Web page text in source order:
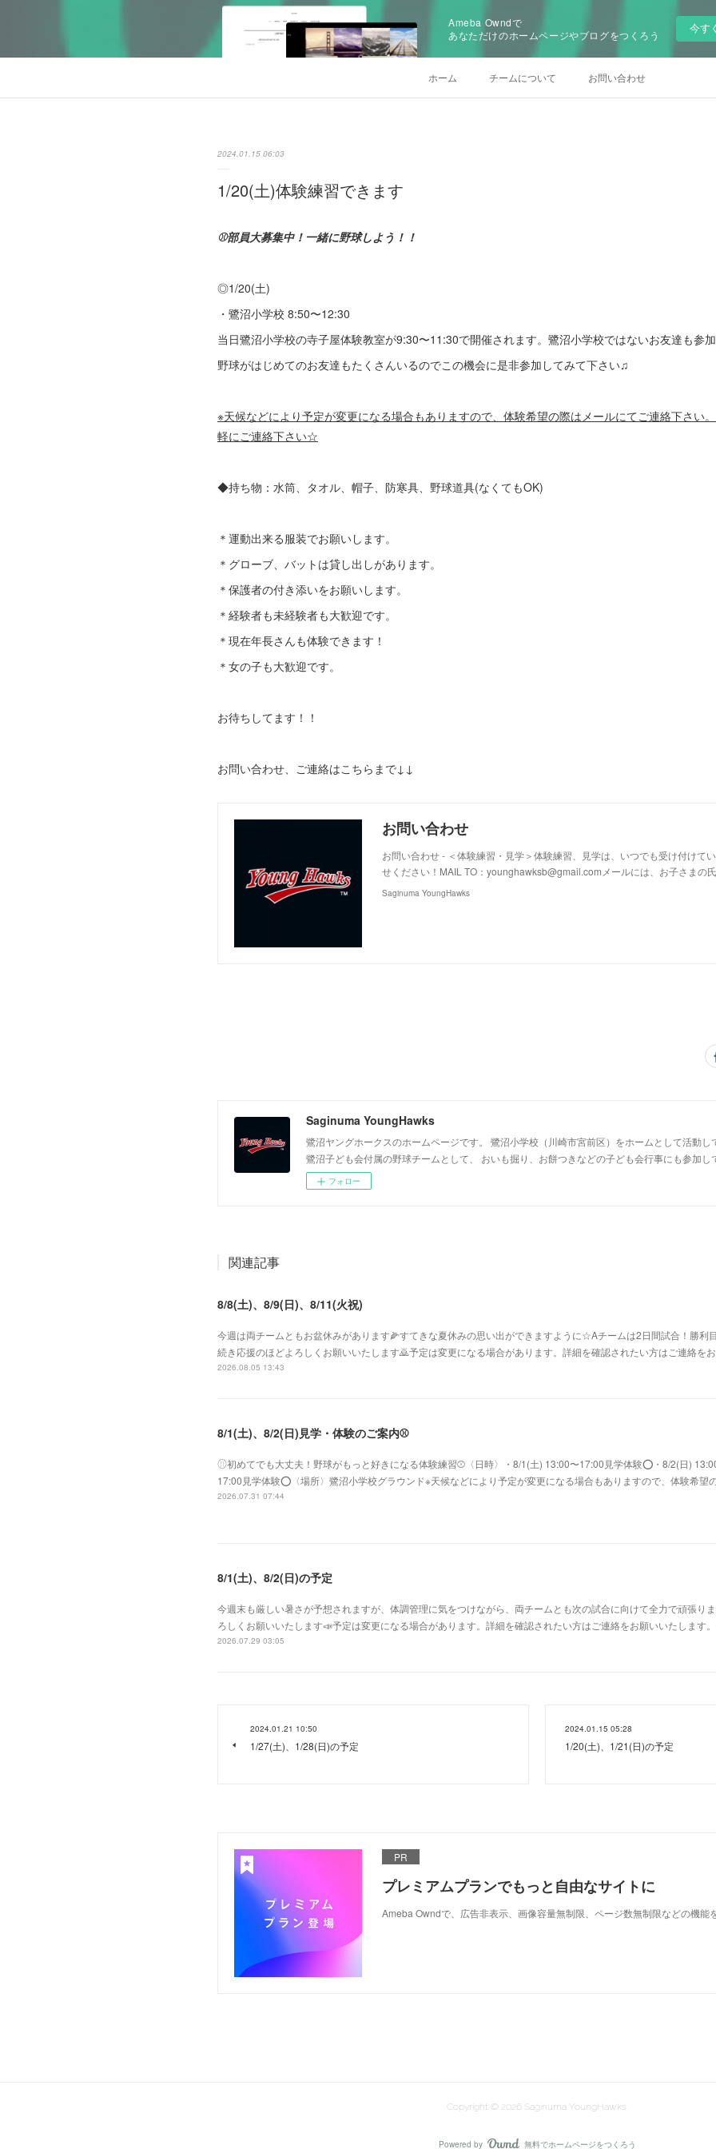
Ameba Owndで
あなただけのホームページやブログをつくろう
今す
ホーム チームについて お問い合わせ
2024.01.15 06:03
1/20(土)体験練習できます
⚾部員大募集中！一緒に野球しよう！！
◎1/20(土)
・鷺沼小学校 8:50〜12:30
当日鷺沼小学校の寺子屋体験教室が9:30〜11:30で開催されます。鷺沼小学校ではないお友達も参
野球がはじめてのお友達もたくさんいるのでこの機会に是非参加してみて下さい♫
※天候などにより予定が変更になる場合もありますので、体験希望の際はメールにてご連絡下さい
軽にご連絡下さい☆
◆持ち物：水筒、タオル、帽子、防寒具、野球道具(なくてもOK)
＊運動出来る服装でお願いします。
＊グローブ、バットは貸し出しがあります。
＊保護者の付き添いをお願いします。
＊経験者も未経験者も大歓迎です。
＊現在年長さんも体験できます！
＊女の子も大歓迎です。
お待ちしてます！！
お問い合わせ、ご連絡はこちらまで↓↓
お問い合わせ
お問い合わせ - ＜体験練習・見学＞体験練習、見学は、いつでも受け付けて
せください！MAIL TO：younghawksb@gmail.comメールには、お子さまの
Saginuma YoungHawks
Saginuma YoungHawks
鷺沼ヤングホークスのホームページです。 鷺沼小学校（川崎市宮前区）をホームとして活動し
鷺沼子ども会付属の野球チームとして、 おいも掘り、お餅つきなどの子ども会行事にも参加し
フォロー
関連記事
8/8(土)、8/9(日)、8/11(火祝)
今週は両チームともお盆休みがあります🌽すてきな夏休みの思い出ができますように☆Aチームは2日間試合！勝利
続き応援のほどよろしくお願いいたします🙇予定は変更になる場合があります。詳細を確認されたい方はご連絡を
2026.08.05 13:43
8/1(土)、8/2(日)見学・体験のご案内⚾️
⚾︎初めてでも大丈夫！野球がもっと好きになる体験練習⚾〈日時〉・8/1(土) 13:00〜17:00見学体験⭕️・8/2(日)
17:00見学体験⭕️〈場所〉鷺沼小学校グラウンド※天候などにより予定が変更になる場合もありますので、体験希望
2026.07.31 07:44
8/1(土)、8/2(日)の予定
今週末も厳しい暑さが予想されますが、体調管理に気をつけながら、両チームとも次の試合に向けて全力で頑張り
ろしくお願いいたします📣予定は変更になる場合があります。詳細を確認されたい方はご連絡をお願いいたします
2026.07.29 03:05
2024.01.21 10:50
1/27(土)、1/28(日)の予定
2024.01.15 05:28
1/20(土)、1/21(日)の予定
PR
プレミアムプランでもっと自由なサイトに
Ameba Owndで、広告非表示、画像容量無制限、ページ数無制限などの機能
Copyright © 2026 Saginuma YoungHawks
Powered by 無料でホームページをつくろう